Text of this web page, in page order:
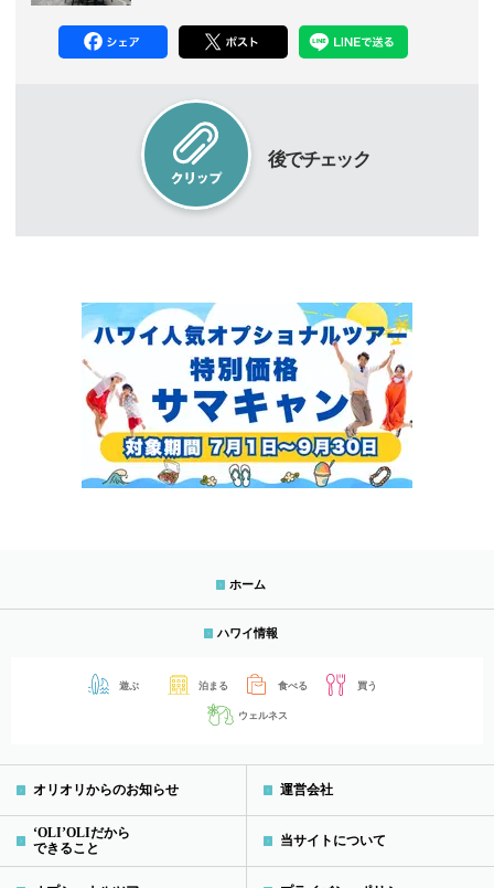
後でチェック
ホーム
ハワイ情報
遊ぶ 泊まる 食べる 買う
ウェルネス
オリオリからのお知らせ
‘OLI’OLIだから
できること
運営会社
当サイトについて